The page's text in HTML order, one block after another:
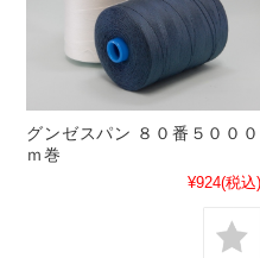
グンゼスパン ８０番５０００
ｍ巻
¥924(税込)